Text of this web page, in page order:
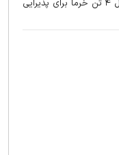
از اعلام شعار محوری دهه پایانی صفر تا ارسال ۴ تن خرما برای پذیرایی